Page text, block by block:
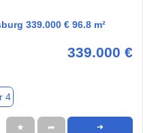
339.000 € 96.8 m²
339.000 €
4
★ ➦ ➜